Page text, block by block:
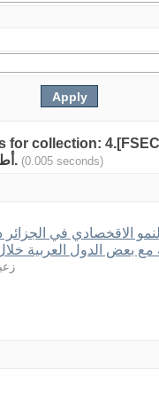
for collection:
Classique & LMD -- أطروحات الدكتوراه.
(0.005 seconds)
الاقخصادي في الجزائر
بعض الدول العربية خلال